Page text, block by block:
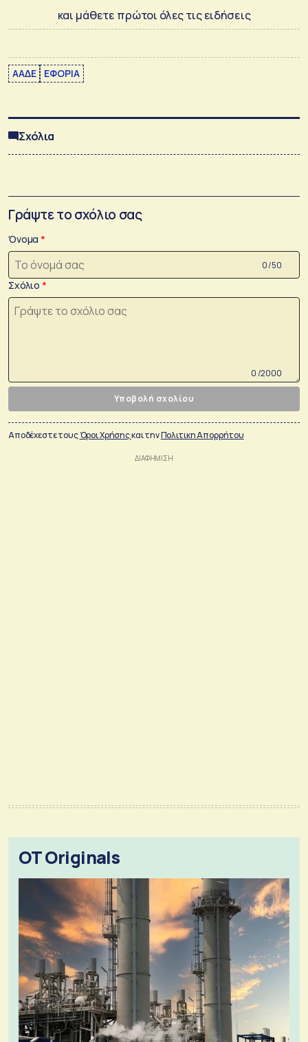
και μάθετε πρώτοι όλες τις ειδήσεις
ΑΑΔΕ ΕΦΟΡΙΑ
Σχόλια
Γράψτε το σχόλιο σας
Όνομα
0 /50
Σχόλιο
0 /2000
Υποβολή σχολίου
Αποδέχεστε τουςΌροι Χρήσηςκαι τηνΠολιτικη Απορρήτου
OT Originals